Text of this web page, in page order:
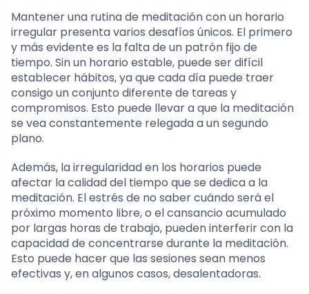
Mantener una rutina de meditación con un horario
irregular presenta varios desafíos únicos. El primero
y más evidente es la falta de un patrón fijo de
tiempo. Sin un horario estable, puede ser difícil
establecer hábitos, ya que cada día puede traer
consigo un conjunto diferente de tareas y
compromisos. Esto puede llevar a que la meditación
se vea constantemente relegada a un segundo
plano.
Además, la irregularidad en los horarios puede
afectar la calidad del tiempo que se dedica a la
meditación. El estrés de no saber cuándo será el
próximo momento libre, o el cansancio acumulado
por largas horas de trabajo, pueden interferir con la
capacidad de concentrarse durante la meditación.
Esto puede hacer que las sesiones sean menos
efectivas y, en algunos casos, desalentadoras.